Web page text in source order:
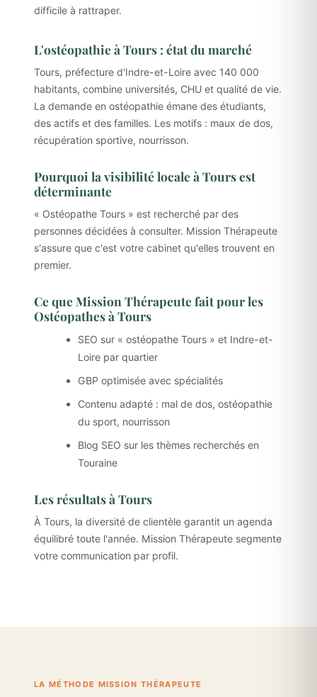
difficile à rattraper.
L'ostéopathie à Tours : état du marché
Tours, préfecture d'Indre-et-Loire avec 140 000
habitants, combine universités, CHU et qualité de vie.
La demande en ostéopathie émane des étudiants,
des actifs et des familles. Les motifs : maux de dos,
récupération sportive, nourrisson.
Pourquoi la visibilité locale à Tours est
déterminante
« Ostéopathe Tours » est recherché par des
personnes décidées à consulter. Mission Thérapeute
s'assure que c'est votre cabinet qu'elles trouvent en
premier.
Ce que Mission Thérapeute fait pour les
Ostéopathes à Tours
SEO sur « ostéopathe Tours » et Indre-et-
Loire par quartier
GBP optimisée avec spécialités
Contenu adapté : mal de dos, ostéopathie
du sport, nourrisson
Blog SEO sur les thèmes recherchés en
Touraine
Les résultats à Tours
À Tours, la diversité de clientèle garantit un agenda
équilibré toute l'année. Mission Thérapeute segmente
votre communication par profil.
LA MÉTHODE MISSION THÉRAPEUTE